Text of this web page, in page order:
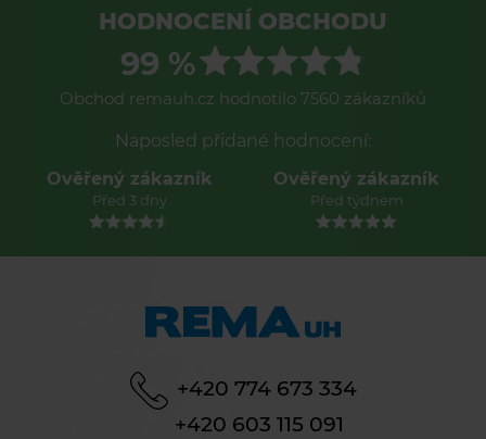
HODNOCENÍ OBCHODU
99 %
Obchod remauh.cz hodnotilo 7560 zákazníků
Naposled přidané hodnocení:
Ověřený zákazník
Před 3 dny
Ověřený zákazník
Před týdnem
+420 774 673 334
+420 603 115 091